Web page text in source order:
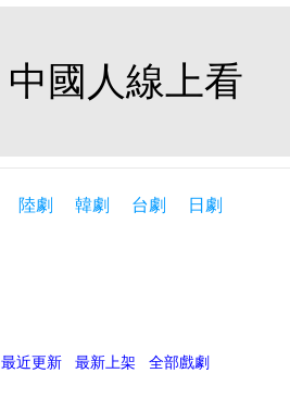
中國人線上看
陸劇 韓劇 台劇 日劇
最近更新 最新上架 全部戲劇